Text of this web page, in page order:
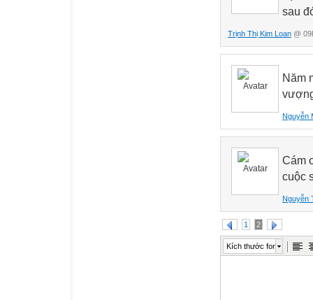
sau
Trịnh Thị Kim Loan @
Năm
Nguyễn
Cám
cuộc
Nguyễn
1 2
Kích thước font